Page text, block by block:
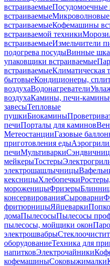
встраиваемые
встраиваемыеМикроволновые
встраиваемыеКофемашины
встраиваемой техники
встраиваемыеИзмельчители
подогрева посудыВинные
упаковщики встраиваемые
встраиваемыеКлиматическая
бытовыеКондиционеры,
воздухаВодонагреватели
воздухаКамины, печи-камины
завесыТепловые
пушкиБиокамины
печиПорталы для каминов
МетеостанцииГазовые
приготовления едыАэрогрили
печиМультиварки
мейкерыТостеры
электрошашлычницы
кексницыХлебопечки
мороженицыФризеры
консервированияСыроварни
фритюрницыЯйцеварки
домаПылесосыПылесосы
пылесосы, мойщики окон
электрошвабры
оборудованиеТехника для
напитковЭлектрочайники
кофемашиныСоковыжималки